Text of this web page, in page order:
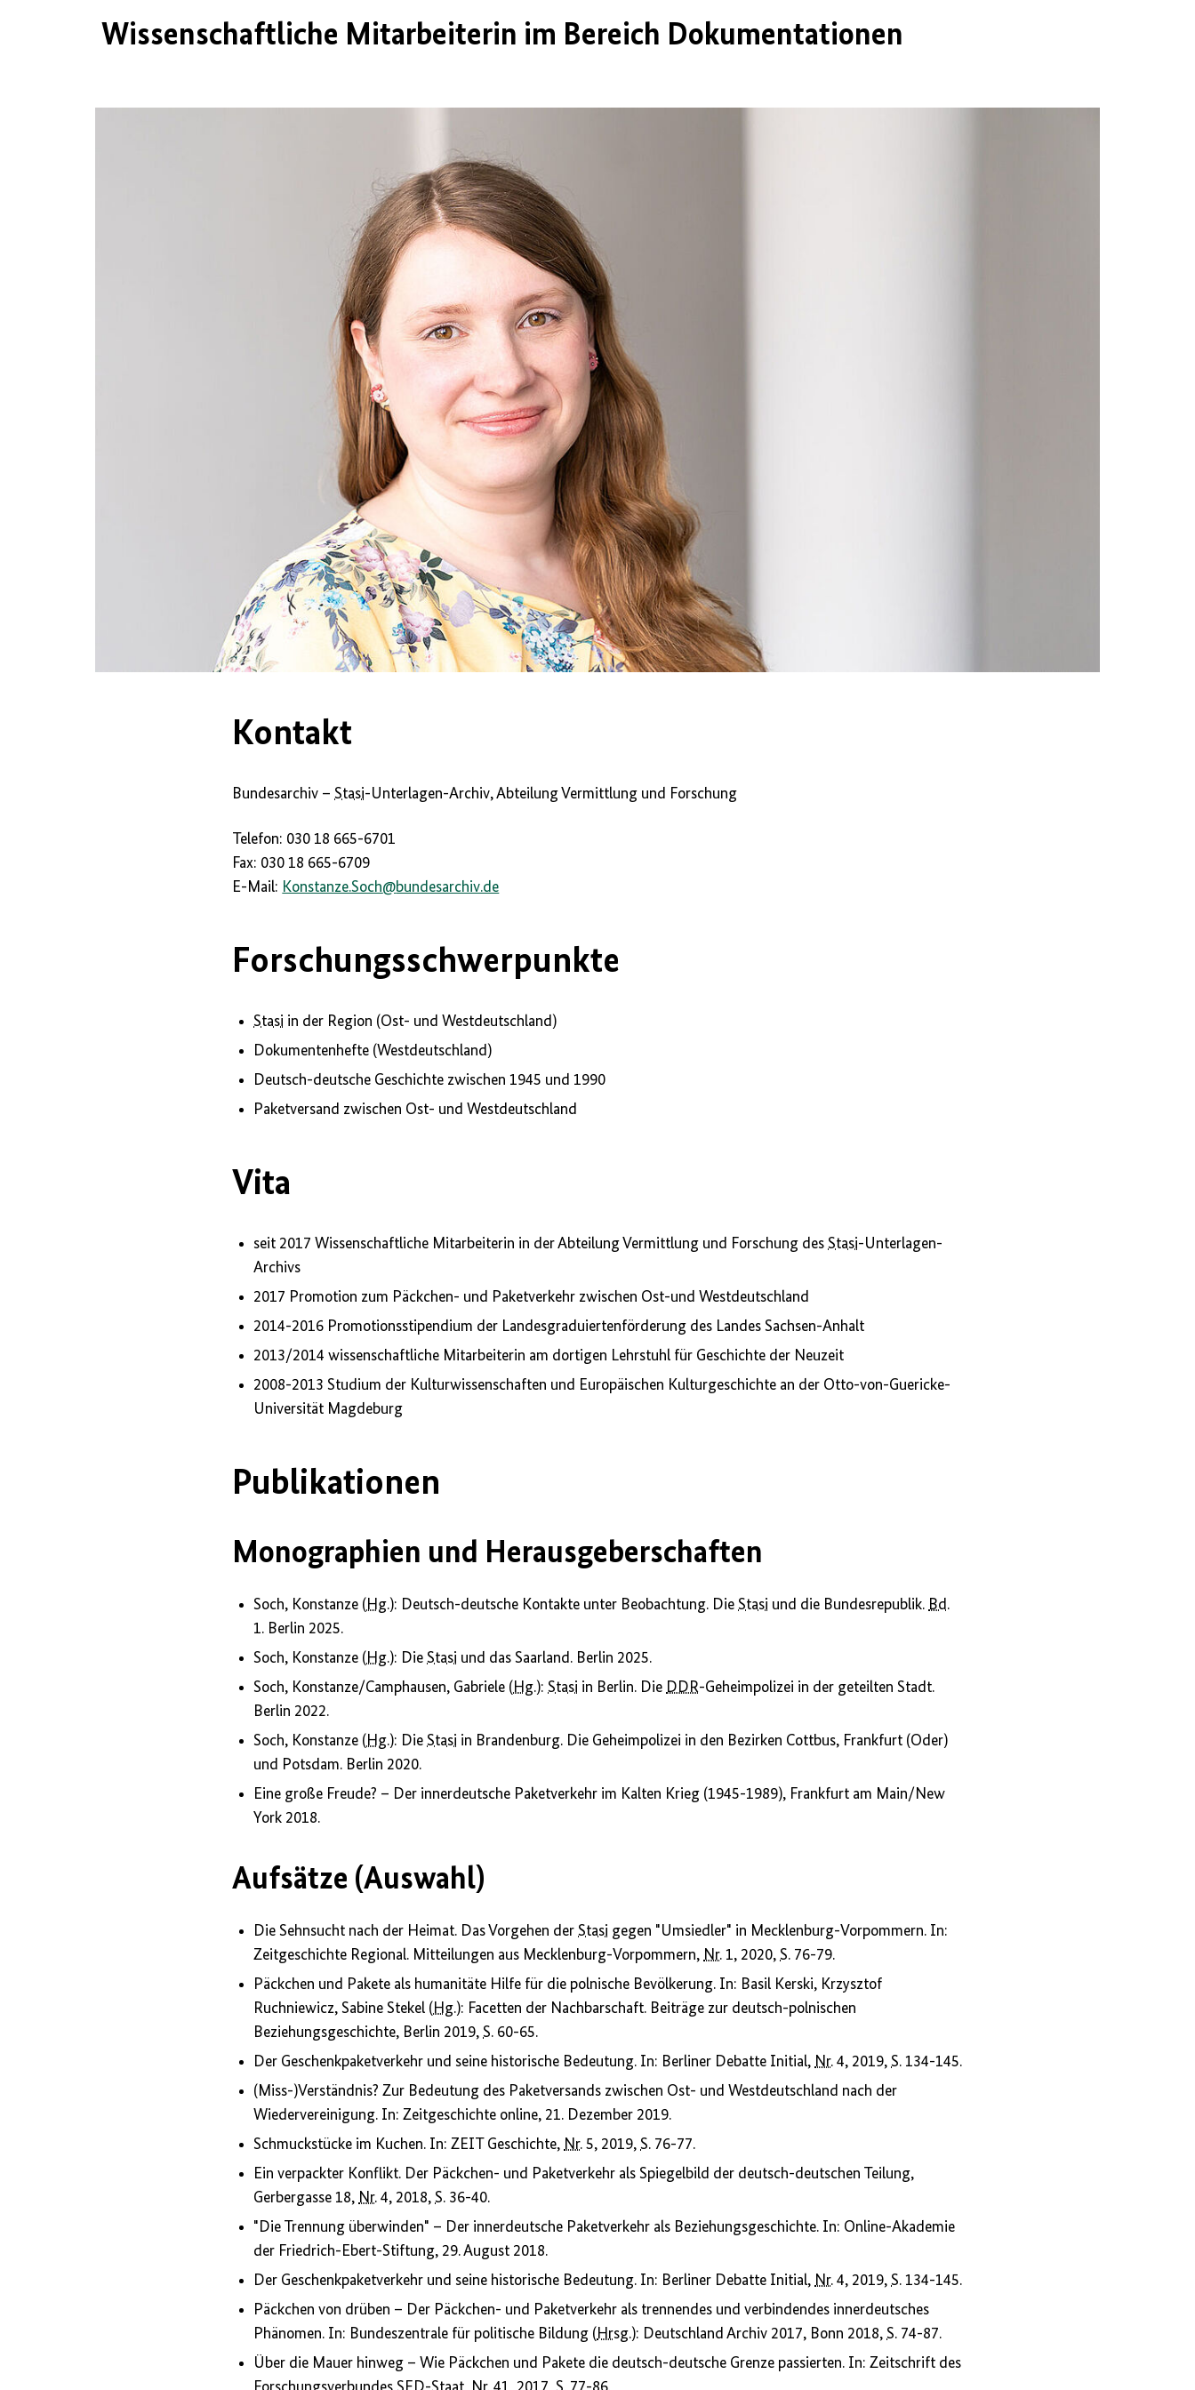
Wissenschaftliche Mitarbeiterin im Bereich Dokumentationen
Kontakt
Bundesarchiv –Stasi-Unterlagen-Archiv, Abteilung Vermittlung und Forschung
Telefon: 030 18 665-6701
Fax: 030 18 665-6709
E-Mail: Konstanze.Soch@bundesarchiv.de
Forschungsschwerpunkte
Stasi in der Region (Ost- und Westdeutschland)
Dokumentenhefte (Westdeutschland)
Deutsch-deutsche Geschichte zwischen 1945 und 1990
Paketversand zwischen Ost- und Westdeutschland
Vita
seit 2017 Wissenschaftliche Mitarbeiterin in der Abteilung Vermittlung und Forschung desStasi-Unterlagen-
Archivs
2017 Promotion zum Päckchen- und Paketverkehr zwischen Ost-und Westdeutschland
2014-2016 Promotionsstipendium der Landesgraduiertenförderung des Landes Sachsen-Anhalt
2013/2014 wissenschaftliche Mitarbeiterin am dortigen Lehrstuhl für Geschichte der Neuzeit
2008-2013 Studium der Kulturwissenschaften und Europäischen Kulturgeschichte an der Otto-von-Guericke-
Universität Magdeburg
Publikationen
Monographien und Herausgeberschaften
Soch, Konstanze ( Hg.): Deutsch-deutsche Kontakte unter Beobachtung. DieStasi und die Bundesrepublik. Bd.
1. Berlin 2025.
Soch, Konstanze ( Hg.): DieStasi und das Saarland. Berlin 2025.
Soch, Konstanze/Camphausen, Gabriele ( Hg.):Stasi in Berlin. Die DDR-Geheimpolizei in der geteilten Stadt.
Berlin 2022.
Soch, Konstanze ( Hg.): DieStasi in Brandenburg. Die Geheimpolizei in den Bezirken Cottbus, Frankfurt (Oder)
und Potsdam. Berlin 2020.
Eine große Freude? – Der innerdeutsche Paketverkehr im Kalten Krieg (1945-1989), Frankfurt am Main/New
York 2018.
Aufsätze (Auswahl)
Die Sehnsucht nach der Heimat. Das Vorgehen derStasi gegen "Umsiedler" in Mecklenburg-Vorpommern. In:
Zeitgeschichte Regional. Mitteilungen aus Mecklenburg-Vorpommern, Nr. 1, 2020,S. 76-79.
Päckchen und Pakete als humanitäte Hilfe für die polnische Bevölkerung. In: Basil Kerski, Krzysztof
Ruchniewicz, Sabine Stekel ( Hg.): Facetten der Nachbarschaft. Beiträge zur deutsch-polnischen
Beziehungsgeschichte, Berlin 2019,S. 60-65.
Der Geschenkpaketverkehr und seine historische Bedeutung. In: Berliner Debatte Initial, Nr. 4, 2019,S. 134-145.
(Miss-)Verständnis? Zur Bedeutung des Paketversands zwischen Ost- und Westdeutschland nach der
Wiedervereinigung. In: Zeitgeschichte online, 21. Dezember 2019.
Schmuckstücke im Kuchen. In: ZEIT Geschichte, Nr. 5, 2019,S. 76-77.
Ein verpackter Konflikt. Der Päckchen- und Paketverkehr als Spiegelbild der deutsch-deutschen Teilung,
Gerbergasse 18, Nr. 4, 2018,S. 36-40.
"Die Trennung überwinden" – Der innerdeutsche Paketverkehr als Beziehungsgeschichte. In: Online-Akademie
der Friedrich-Ebert-Stiftung, 29. August 2018.
Der Geschenkpaketverkehr und seine historische Bedeutung. In: Berliner Debatte Initial, Nr. 4, 2019,S. 134-145.
Päckchen von drüben – Der Päckchen- und Paketverkehr als trennendes und verbindendes innerdeutsches
Phänomen. In: Bundeszentrale für politische Bildung ( Hrsg.): Deutschland Archiv 2017, Bonn 2018,S. 74-87.
Über die Mauer hinweg – Wie Päckchen und Pakete die deutsch-deutsche Grenze passierten. In: Zeitschrift des